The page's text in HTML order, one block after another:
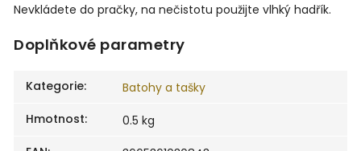
Nevkládete do pračky, na nečistotu použijte vlhký hadřík.
Doplňkové parametry
Kategorie:
Batohy a tašky
Hmotnost:
0.5 kg